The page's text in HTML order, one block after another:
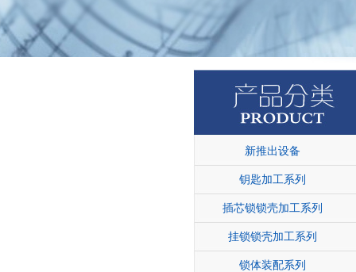
新推出设备
钥匙加工系列
插芯锁锁壳加工系列
挂锁锁壳加工系列
锁体装配系列